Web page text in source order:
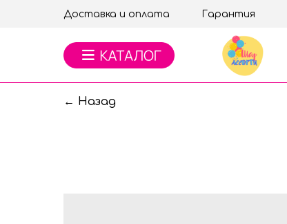
Доставка и оплата Гарантия
← Назад